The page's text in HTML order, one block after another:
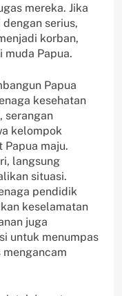
mereka. Jika
serius,
korban,
muda Papua.
Papua
kesehatan
serangan
kelompok
maju.
langsung
situasi.
pendidik
keselamatan
juga
untuk menumpas